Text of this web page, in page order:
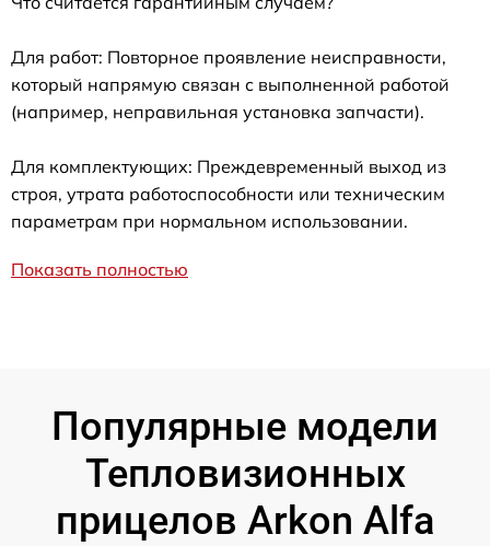
Для работ: Повторное проявление неисправности,
который напрямую связан с выполненной работой
(например, неправильная установка запчасти).
Для комплектующих: Преждевременный выход из
строя, утрата работоспособности или техническим
параметрам при нормальном использовании.
Показать полностью
Популярные модели
Тепловизионных
прицелов Arkon Alfa